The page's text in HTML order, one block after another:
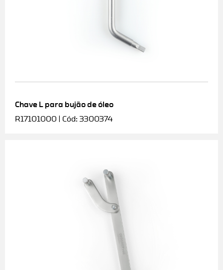
Chave L para bujão de óleo
R17101000 | Cód: 3300374